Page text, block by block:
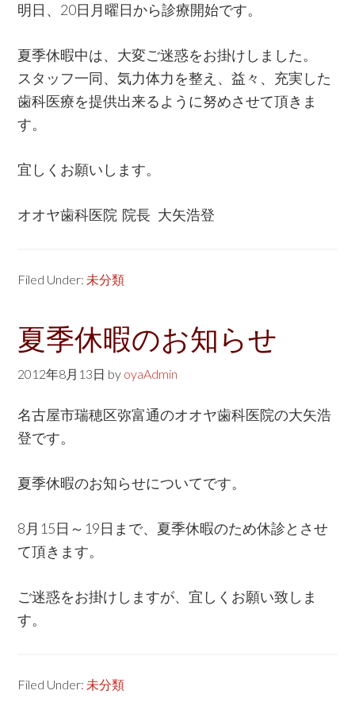
明日、20日月曜日から診療開始です。
夏季休暇中は、大変ご迷惑をお掛けしました。
スタッフ一同、気力体力を整え、益々、充実した
歯科医療を提供出来るように努めさせて頂きま
す。
宜しくお願いします。
オオヤ歯科医院 院長 大矢浩登
Filed Under: 未分類
夏季休暇のお知らせ
2012年8月13日 by oyaAdmin
名古屋市瑞穂区弥富通のオオヤ歯科医院の大矢浩
登です。
夏季休暇のお知らせについてです。
8月15日～19日まで、夏季休暇のため休診とさせ
て頂きます。
ご迷惑をお掛けしますが、宜しくお願い致しま
す。
Filed Under: 未分類